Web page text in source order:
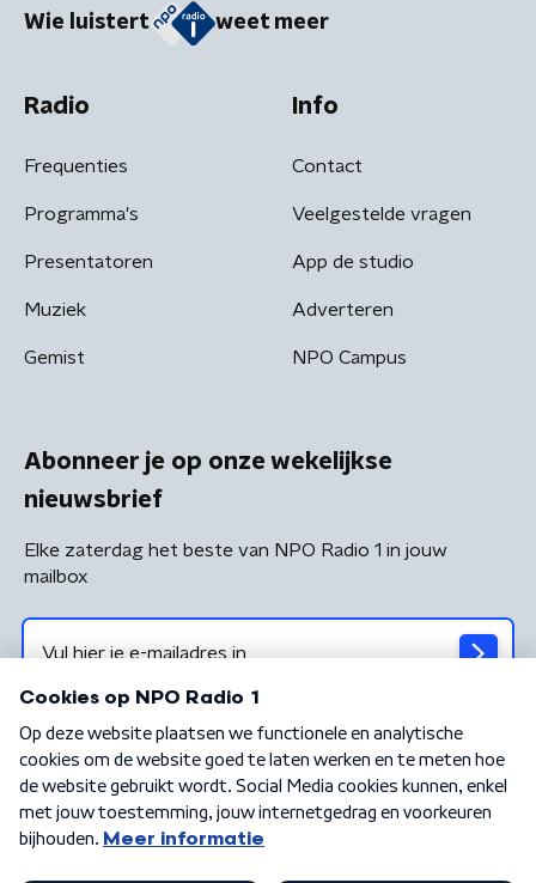
Wie luistert weet meer
Radio
Frequenties
Programma's
Presentatoren
Muziek
Gemist
Info
Contact
Veelgestelde vragen
App de studio
Adverteren
NPO Campus
Abonneer je op onze wekelijkse
nieuwsbrief
Elke zaterdag het beste van NPO Radio 1 in jouw
mailbox
Algemene voorwaarden